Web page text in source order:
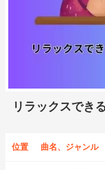
リラックスでき
位置 曲名、ジャンル